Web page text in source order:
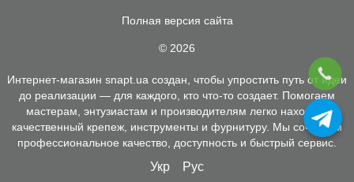
Полная версия сайта
© 2026
Интернет-магазин snapt.ua создан, чтобы упростить путь от идеи
до реализации — для каждого, кто что-то создает. Помогаем
мастерам, энтузиастам и производителям легко находить
качественный крепеж, инструменты и фурнитуру. Мы сочетаем
профессиональное качество, доступность и быстрый сервис.
Укр Рус